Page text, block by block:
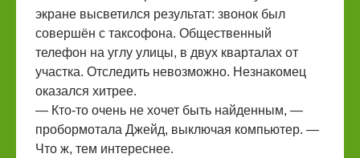
экране высветился результат: звонок был
совершён с таксофона. Общественный
телефон на углу улицы, в двух кварталах от
участка. Отследить невозможно. Незнакомец
оказался хитрее.
— Кто-то очень не хочет быть найденным, —
пробормотала Джейд, выключая компьютер. —
Что ж, тем интереснее.